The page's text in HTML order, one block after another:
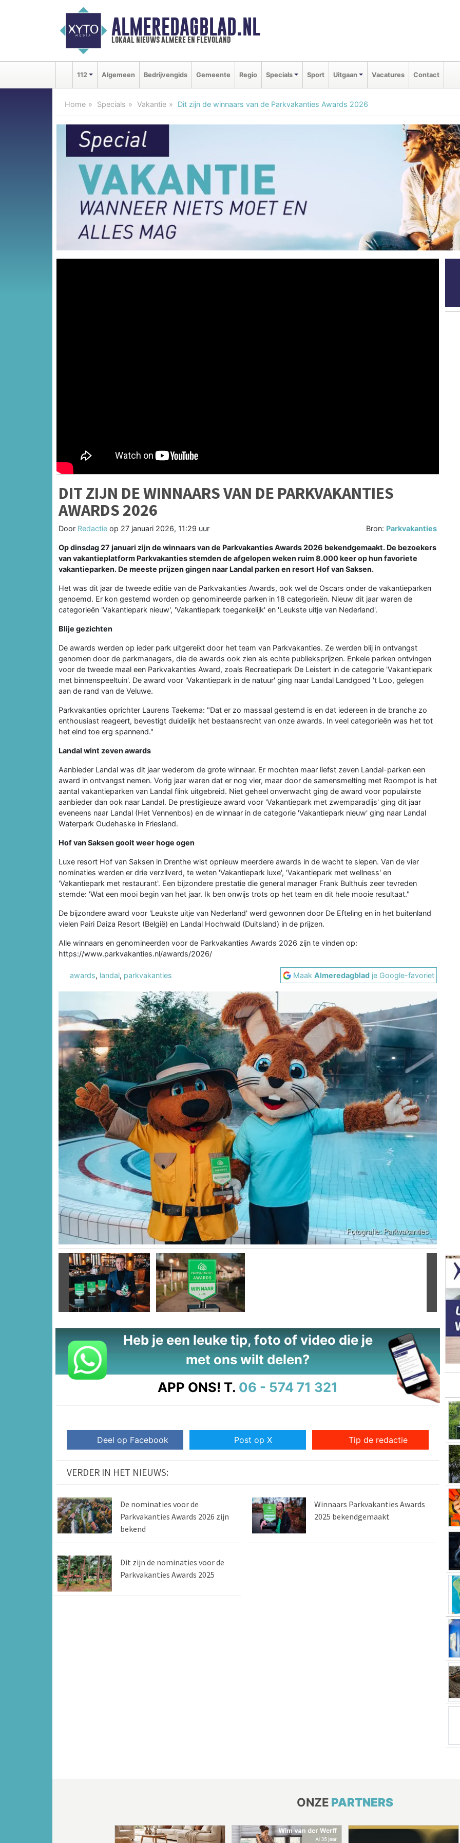
ALMEREDAGBLAD.NL
lokaal nieuws almere en flevoland
112 Algemeen Bedrijvengids Gemeente Regio Specials Sport Uitgaan Vacatures Contact
Home Specials Vakantie Dit zijn de winnaars van de Parkvakanties Awards 2026
DIT ZIJN DE WINNAARS VAN DE PARKVAKANTIES
AWARDS 2026
Door Redactie op 27 januari 2026, 11:29 uur Bron: Parkvakanties
Op dinsdag 27 januari zijn de winnaars van de Parkvakanties Awards 2026 bekendgemaakt. De bezoekers
van vakantieplatform Parkvakanties stemden de afgelopen weken ruim 8.000 keer op hun favoriete
vakantieparken. De meeste prijzen gingen naar Landal parken en resort Hof van Saksen.
Het was dit jaar de tweede editie van de Parkvakanties Awards, ook wel de Oscars onder de vakantieparken
genoemd. Er kon gestemd worden op genomineerde parken in 18 categorieën. Nieuw dit jaar waren de
categorieën 'Vakantiepark nieuw', 'Vakantiepark toegankelijk' en 'Leukste uitje van Nederland'.
Blije gezichten
De awards werden op ieder park uitgereikt door het team van Parkvakanties. Ze werden blij in ontvangst
genomen door de parkmanagers, die de awards ook zien als echte publieksprijzen. Enkele parken ontvingen
voor de tweede maal een Parkvakanties Award, zoals Recreatiepark De Leistert in de categorie 'Vakantiepark
met binnenspeeltuin'. De award voor 'Vakantiepark in de natuur' ging naar Landal Landgoed 't Loo, gelegen
aan de rand van de Veluwe.
Parkvakanties oprichter Laurens Taekema: "Dat er zo massaal gestemd is en dat iedereen in de branche zo
enthousiast reageert, bevestigt duidelijk het bestaansrecht van onze awards. In veel categorieën was het tot
het eind toe erg spannend."
Landal wint zeven awards
Aanbieder Landal was dit jaar wederom de grote winnaar. Er mochten maar liefst zeven Landal-parken een
award in ontvangst nemen. Vorig jaar waren dat er nog vier, maar door de samensmelting met Roompot is het
aantal vakantieparken van Landal flink uitgebreid. Niet geheel onverwacht ging de award voor populairste
aanbieder dan ook naar Landal. De prestigieuze award voor 'Vakantiepark met zwemparadijs' ging dit jaar
eveneens naar Landal (Het Vennenbos) en de winnaar in de categorie 'Vakantiepark nieuw' ging naar Landal
Waterpark Oudehaske in Friesland.
Hof van Saksen gooit weer hoge ogen
Luxe resort Hof van Saksen in Drenthe wist opnieuw meerdere awards in de wacht te slepen. Van de vier
nominaties werden er drie verzilverd, te weten 'Vakantiepark luxe', 'Vakantiepark met wellness' en
'Vakantiepark met restaurant'. Een bijzondere prestatie die general manager Frank Bulthuis zeer tevreden
stemde: 'Wat een mooi begin van het jaar. Ik ben onwijs trots op het team en dit hele mooie resultaat."
De bijzondere award voor 'Leukste uitje van Nederland' werd gewonnen door De Efteling en in het buitenland
vielen Pairi Daiza Resort (België) en Landal Hochwald (Duitsland) in de prijzen.
Alle winnaars en genomineerden voor de Parkvakanties Awards 2026 zijn te vinden op:
https://www.parkvakanties.nl/awards/2026/
awards, landal, parkvakanties MaakAlmeredagblad je Google-favoriet
Vorige
Heb je een leuke tip, foto of video die je
met ons wilt delen?
APP ONS! T. 06 - 574 71 321
Deel op Facebook Post op X Tip de redactie
VERDER IN HET NIEUWS:
De nominaties voor de
Parkvakanties Awards 2026 zijn
bekend
Winnaars Parkvakanties Awards
2025 bekendgemaakt
Dit zijn de nominaties voor de
Parkvakanties Awards 2025
ONZE PARTNERS